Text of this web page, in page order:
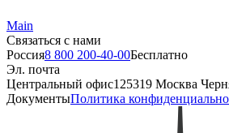
Main
Связаться с нами
Россия8 800 200-40-00Бесплатно
Эл. почта
Центральный офис125319 Москва
ДокументыПолитика